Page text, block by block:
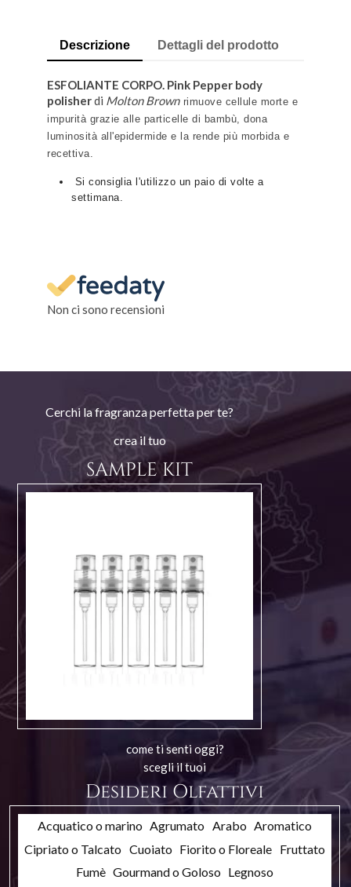
Descrizione Dettagli del prodotto
ESFOLIANTE CORPO. Pink Pepper body
polisherdi Molton Brownrimuove cellule morte e
impurità grazie alle particelle di bambù, dona
luminosità all'epidermide e la rende più morbida e
recettiva.
Si consiglia l'utilizzo un paio di volte a
settimana.
Non ci sono recensioni
Cerchi la fragranza perfetta per te?
crea il tuo
SAMPLE KIT
come ti senti oggi?
scegli il tuoi
Desideri Olfattivi
Acquatico o marino Agrumato Arabo Aromatico
Cipriato o Talcato Cuoiato Fiorito o Floreale Fruttato
Fumè Gourmand o Goloso Legnoso